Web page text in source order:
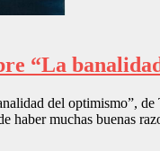
“La
del optimismo”,
haber muchas buenas